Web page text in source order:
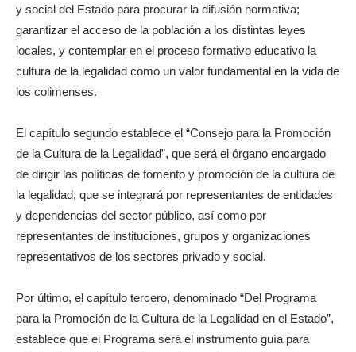
y social del Estado para procurar la difusión normativa;
garantizar el acceso de la población a los distintas leyes
locales, y contemplar en el proceso formativo educativo la
cultura de la legalidad como un valor fundamental en la vida de
los colimenses.
El capítulo segundo establece el “Consejo para la Promoción
de la Cultura de la Legalidad”, que será el órgano encargado
de dirigir las políticas de fomento y promoción de la cultura de
la legalidad, que se integrará por representantes de entidades
y dependencias del sector público, así como por
representantes de instituciones, grupos y organizaciones
representativos de los sectores privado y social.
Por último, el capítulo tercero, denominado “Del Programa
para la Promoción de la Cultura de la Legalidad en el Estado”,
establece que el Programa será el instrumento guía para